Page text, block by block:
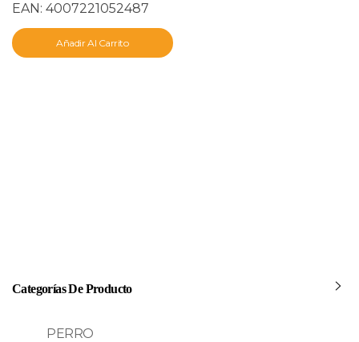
EAN: 4007221052487
Añadir Al Carrito
Categorías De Producto
PERRO